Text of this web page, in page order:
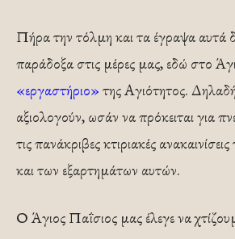
Πήρα την τόλμη και τα έγραψα αυτά
παράδοξα στις μέρες μας, εδώ στο
«εργαστήριο» της Αγιότητος.
αξιολογούν, ωσάν να πρόκειται για
τις πανάκριβες κτιριακές
και των εξαρτημάτων αυτών.
Ο Άγιος Παΐσιος μας έλεγε να